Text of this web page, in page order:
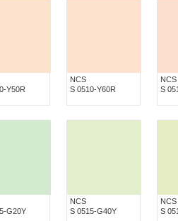
Y50R
NCS
S 0510-Y60R
NCS
S
G20Y
NCS
S 0515-G40Y
NCS
S